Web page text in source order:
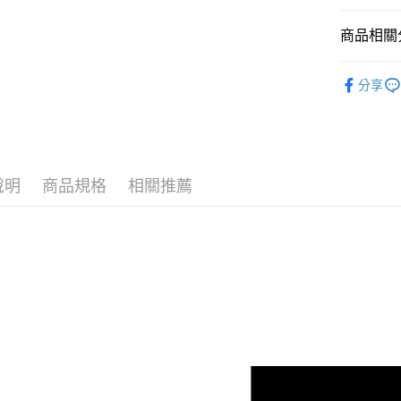
商品相關
分享
明 商品規格 相關推薦